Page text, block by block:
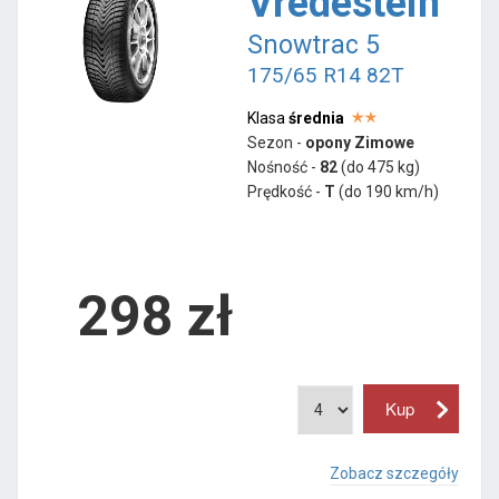
Snowtrac 5
175/65 R14 82T
Klasa średnia
Sezon - opony Zimowe
Nośność - 82(do 475 kg)
Prędkość - T (do 190 km/h)
298 zł
Zobacz szczegóły